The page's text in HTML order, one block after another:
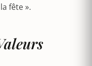
fête ».